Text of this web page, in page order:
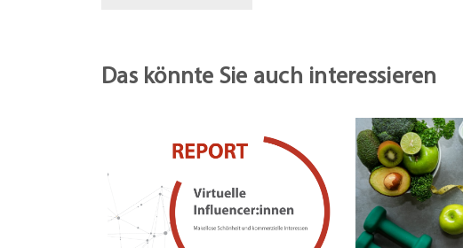
Das könnte Sie auch interessieren